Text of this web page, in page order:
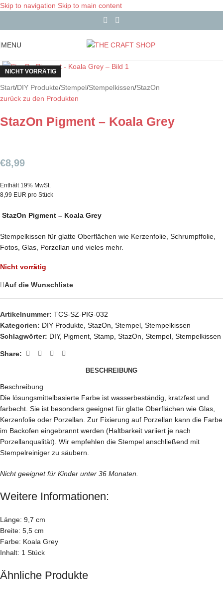
Skip to navigation Skip to main content
MENU
NICHT VORRÄTIG
Start/DIY Produkte/Stempel/Stempelkissen/StazOn
zurück zu den Produkten
StazOn Pigment – Koala Grey
€8,99
Enthält 19% MwSt.
8,99 EUR pro Stück
StazOn Pigment – Koala Grey
Stempelkissen für glatte Oberflächen wie Kerzenfolie, Schrumpffolie,
Fotos, Glas, Porzellan und vieles mehr.
Nicht vorrätig
Auf die Wunschliste
Artikelnummer: TCS-SZ-PIG-032
Kategorien: DIY Produkte, StazOn, Stempel, Stempelkissen
Schlagwörter: DIY, Pigment, Stamp, StazOn, Stempel, Stempelkissen
Share:
BESCHREIBUNG
Beschreibung
Die lösungsmittelbasierte Farbe ist wasserbeständig, kratzfest und
farbecht. Sie ist besonders geeignet für glatte Oberflächen wie Glas,
Kerzenfolie oder Porzellan. Zur Fixierung auf Porzellan kann die Farbe
im Backofen eingebrannt werden (Haltbarkeit variiert je nach
Porzellanqualität). Wir empfehlen die Stempel anschließend mit
Stempelreiniger zu säubern.
Nicht geeignet für Kinder unter 36 Monaten.
Weitere Informationen:
Länge: 9,7 cm
Breite: 5,5 cm
Farbe: Koala Grey
Inhalt: 1 Stück
Ähnliche Produkte